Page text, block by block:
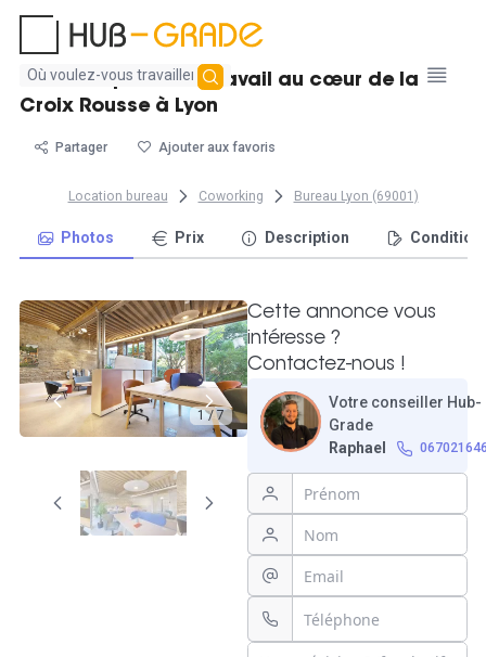
Aucun
résultat
Location poste de travail au cœur de la
Croix Rousse à Lyon
Partager Ajouter aux favoris
Location bureau Coworking Bureau Lyon (69001)
Photos Prix Description
1 / 7
Cette annonce vous
intéresse ?
Contactez-nous !
Votre conseiller Hub-
Grade
Raphael